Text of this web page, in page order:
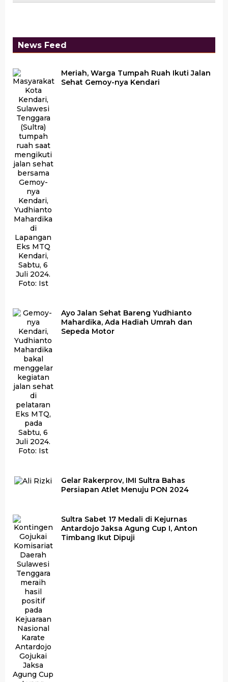
News Feed
Meriah, Warga Tumpah Ruah Ikuti Jalan
Sehat Gemoy-nya Kendari
Ayo Jalan Sehat Bareng Yudhianto
Mahardika, Ada Hadiah Umrah dan
Sepeda Motor
Gelar Rakerprov, IMI Sultra Bahas
Persiapan Atlet Menuju PON 2024
Sultra Sabet 17 Medali di Kejurnas
Antardojo Jaksa Agung Cup I, Anton
Timbang Ikut Dipuji